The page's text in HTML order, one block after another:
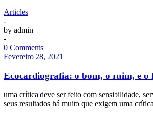
Articles
-
by admin
-
0 Comments
Fevereiro 28, 2021
Ecocardiografia: o bom, o ruim, e o
uma crítica deve ser feito com sensibilidade,
seus resultados há muito que exigem uma